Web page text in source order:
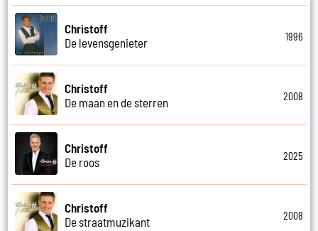
Christoff
De levensgenieter
1996
Christoff
De maan en de sterren
2008
Christoff
De roos
2025
Christoff
De straatmuzikant
2008